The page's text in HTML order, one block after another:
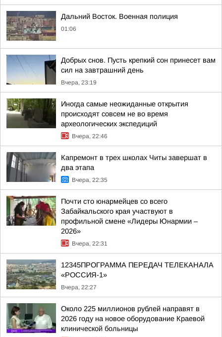
Дальний Восток. Военная полиция
01:06
Добрых снов. Пусть крепкий сон принесет вам
сил на завтрашний день
Вчера, 23:19
Иногда самые неожиданные открытия
происходят совсем не во время
археологических экспедиций
Вчера, 22:46
Капремонт в трех школах Читы завершат в
два этапа
Вчера, 22:35
Почти сто юнармейцев со всего
Забайкальского края участвуют в
профильной смене «Лидеры Юнармии –
2026»
Вчера, 22:31
12345ПРОГРАММА ПЕРЕДАЧ ТЕЛЕКАНАЛА
«РОССИЯ-1»
Вчера, 22:27
Около 225 миллионов рублей направят в
2026 году на новое оборудование Краевой
клинической больницы